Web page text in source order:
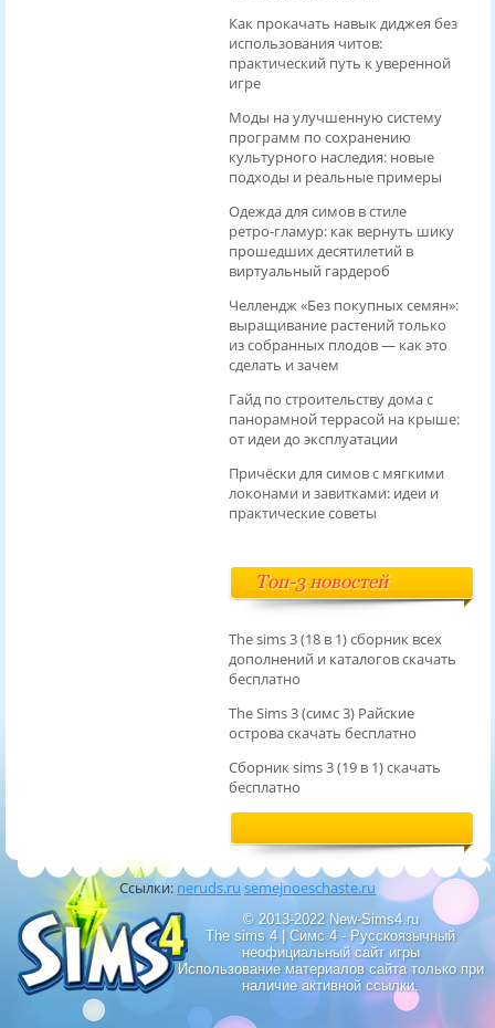
Как прокачать навык диджея без
использования читов:
практический путь к уверенной
игре
Моды на улучшенную систему
программ по сохранению
культурного наследия: новые
подходы и реальные примеры
Одежда для симов в стиле
ретро‑гламур: как вернуть шику
прошедших десятилетий в
виртуальный гардероб
Челлендж «Без покупных семян»:
выращивание растений только
из собранных плодов — как это
сделать и зачем
Гайд по строительству дома с
панорамной террасой на крыше:
от идеи до эксплуатации
Причёски для симов с мягкими
локонами и завитками: идеи и
практические советы
Топ-3 новостей
The sims 3 (18 в 1) сборник всех
дополнений и каталогов скачать
бесплатно
The Sims 3 (симс 3) Райские
острова скачать бесплатно
Сборник sims 3 (19 в 1) скачать
бесплатно
© 2013-2022 New-Sims4.ru
The sims 4 | Симс 4 - Русскоязычный
неофициальный сайт игры
Использование материалов сайта только при
наличие активной ссылки.
Ссылки: neruds.ru semejnoeschaste.ru